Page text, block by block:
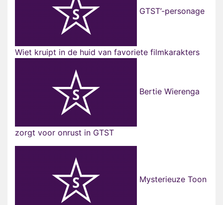
GTST’-personage
Wiet kruipt in de huid van favoriete filmkarakters
Bertie Wierenga
zorgt voor onrust in GTST
Mysterieuze Toon